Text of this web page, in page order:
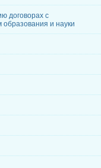
договорах с
и науки